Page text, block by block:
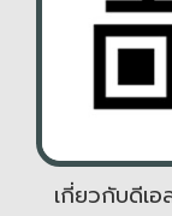
เกี่ยวกับดีเอ